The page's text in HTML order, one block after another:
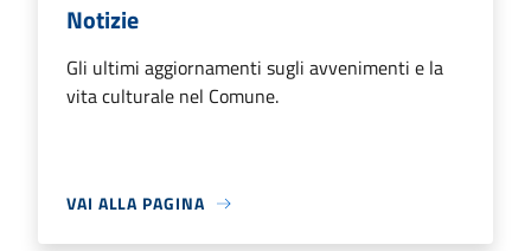
Notizie
Gli ultimi aggiornamenti sugli avvenimenti e la
vita culturale nel Comune.
VAI ALLA PAGINA